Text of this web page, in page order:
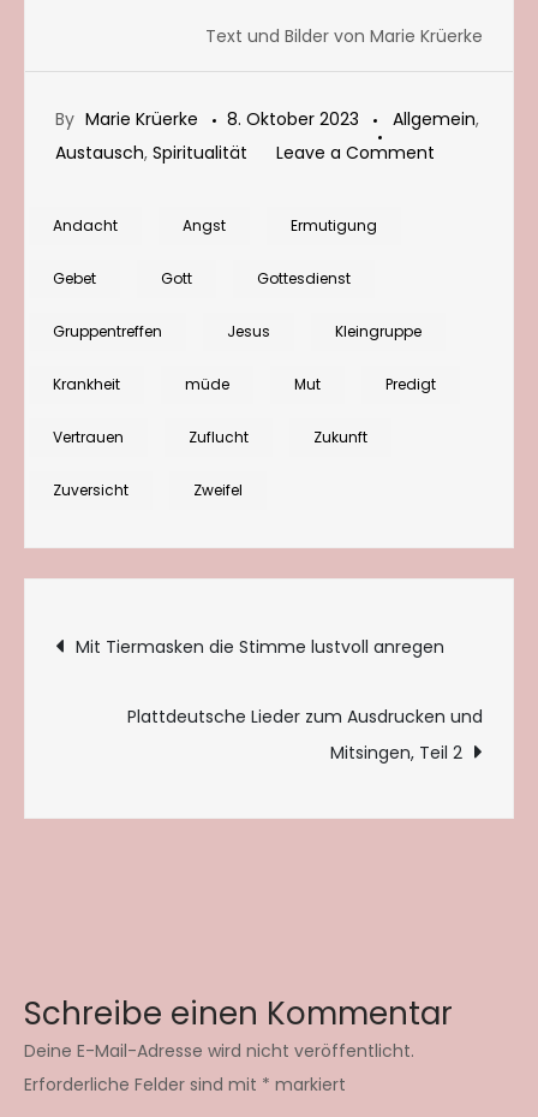
Text und Bilder von Marie Krüerke
By Marie Krüerke 8. Oktober 2023 Allgemein,
Austausch, Spiritualität Leave a Comment
Andacht Angst Ermutigung
Gebet Gott Gottesdienst
Gruppentreffen Jesus Kleingruppe
Krankheit müde Mut Predigt
Vertrauen Zuflucht Zukunft
Zuversicht Zweifel
Beitragsnavigation
Mit Tiermasken die Stimme lustvoll anregen
Plattdeutsche Lieder zum Ausdrucken und
Mitsingen, Teil 2
Schreibe einen Kommentar
Deine E-Mail-Adresse wird nicht veröffentlicht.
Erforderliche Felder sind mit * markiert